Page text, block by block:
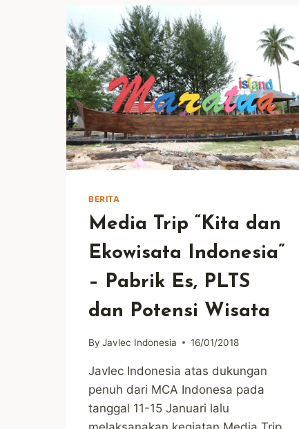
BERITA
Media Trip “Kita dan
Ekowisata Indonesia”
– Pabrik Es, PLTS
dan Potensi Wisata
By Javlec Indonesia 16/01/2018
Javlec Indonesia atas dukungan
penuh dari MCA Indonesa pada
tanggal 11-15 Januari lalu